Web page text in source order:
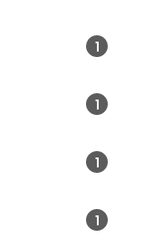
1
1
1
1